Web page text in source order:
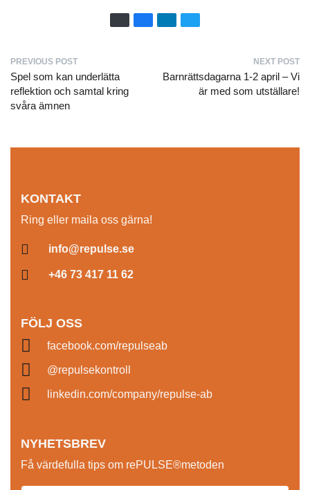
PREVIOUS POST
Spel som kan underlätta
reflektion och samtal kring
svåra ämnen
NEXT POST
Barnrättsdagarna 1-2 april – Vi
är med som utställare!
KONTAKT
Ring eller maila oss gärna!
info@repulse.se
+46 73 417 11 62
FÖLJ OSS
facebook.com/repulseab
@repulsekontroll
linkedin.com/company/repulse-ab
NYHETSBREV
Få värdefulla tips om rePULSE®metoden